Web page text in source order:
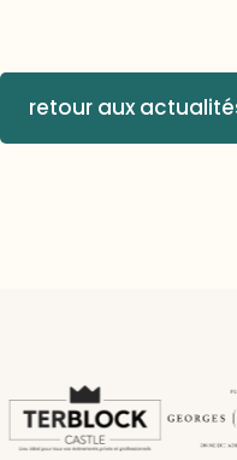
retour aux